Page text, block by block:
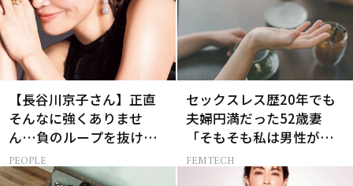
【長谷川京子さん】正直
そんなに強くありませ
ん…負のループを抜ける
15分の習慣とは?
PEOPLE
セックスレス歴20年でも
夫婦円満だった52歳妻
「そもそも私は男性が好
き？」更年期をきっかけ
に性について考え始め…
FEMTECH